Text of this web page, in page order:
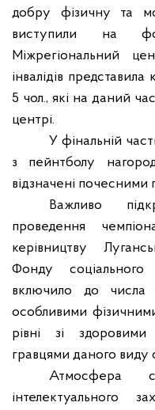
добру фізичну та
виступили на
Міжрегіональний
інвалідів
5 чол., які на даний
центрі.
У фінальній
з пейнтболу
відзначені почесними
Важливо
проведення
керівництву
Фонду соціального
включило до числа
особливими
рівні зі
гравцями даного виду
Атмосфера
інтелектуального